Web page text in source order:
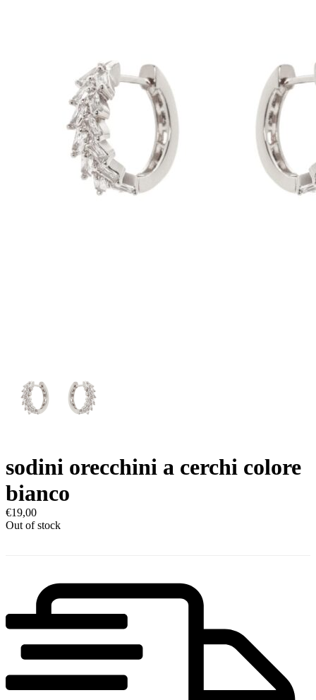
sodini orecchini a cerchi colore
bianco
€19,00
Out of stock